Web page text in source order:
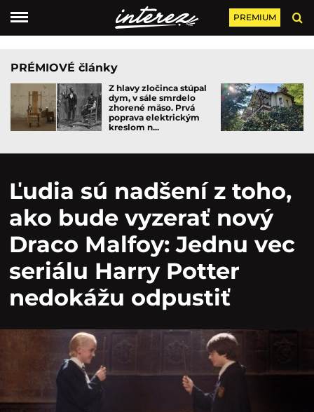
PREMIUM
PRÉMIOVÉ články
Z hlavy zločinca stúpal
dym, v sále smrdelo
zhorené mäso. Prvá
poprava elektrickým
kreslom n...
Ľudia sú nadšení z toho,
ako bude vyzerať nový
Draco Malfoy: Jednu vec
seriálu Harry Potter
nedokážu odpustiť